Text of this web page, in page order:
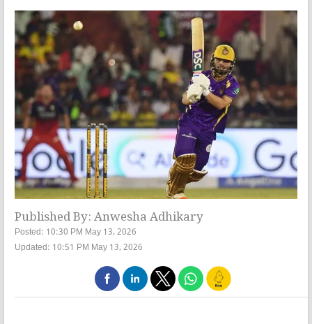
Published By: Anwesha Adhikary
Posted: 10:30 PM May 13, 2026
Updated: 10:51 PM May 13, 2026